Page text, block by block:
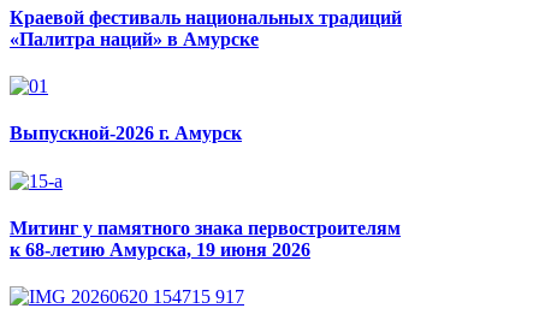
Краевой фестиваль национальных традиций
«Палитра наций» в Амурске
Выпускной-2026 г. Амурск
Митинг у памятного знака первостроителям
к 68-летию Амурска, 19 июня 2026